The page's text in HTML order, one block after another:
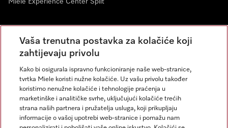
Miele Experience Center Split
Newsletter
Vaša trenutna postavka za kolačiće koji
zahtijevaju privolu
Kako bi osigurala ispravno funkcioniranje naše web-stranice,
tvrtka Miele koristi nužne kolačiće. Uz vašu privolu također
koristimo nenužne kolačiće i tehnologije praćenja u
marketinške i analitičke svrhe, uključujući kolačiće trećih
strana naših partnera i pružatelja usluga, koji prikupljaju
informacije o vašoj upotrebi web-stranice i pomažu nam